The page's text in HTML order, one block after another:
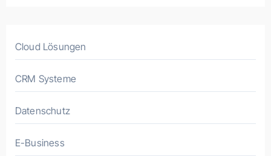
Cloud Lösungen
CRM Systeme
Datenschutz
E-Business